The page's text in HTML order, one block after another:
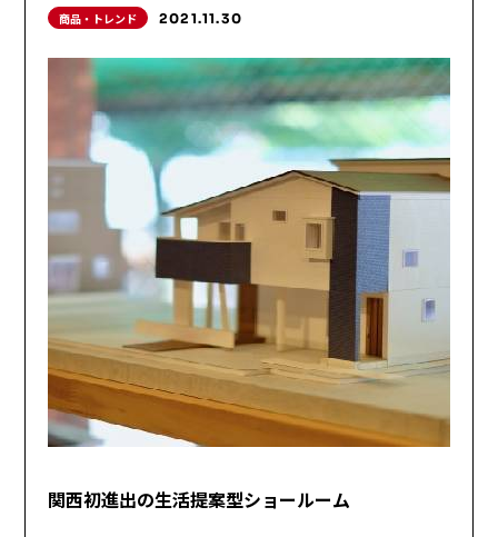
商品・トレンド 2021.11.30
関西初進出の生活提案型ショールーム